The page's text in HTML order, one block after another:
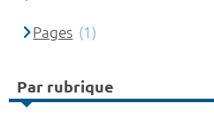
Pages (1)
Par rubrique